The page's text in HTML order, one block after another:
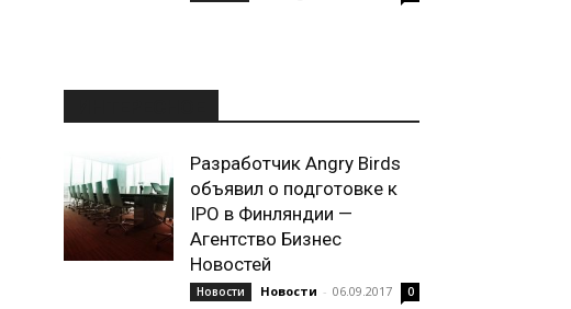
Разработчик Angry Birds
объявил о подготовке к
IPO в Финляндии —
Агентство Бизнес
Новостей
Новости Новости - 06.09.2017 0